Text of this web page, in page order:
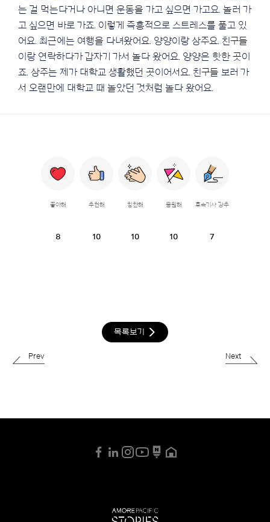
는 걸 먹는다거나 아니면 운동을 가고 싶으면 가고요. 놀러 가
고 싶으면 바로 가죠. 이렇게 즉흥적으로 스트레스를 풀고 있
어요. 최근에는 여행을 다녀왔어요. 양양이랑 상주요. 친구들
이랑 연락하다가 갑자기 가서 놀다 왔어요. 양양은 핫한 곳이
죠. 상주는 제가 대학교 생활했던 곳이어서요. 친구들 보러 가
서 오랜만에 대학교 때 놀았던 것처럼 놀다 왔어요.
좋아해
8
추천해
10
칭찬해
10
응원해
10
후속기사 강추
7
목록보기
Prev Next